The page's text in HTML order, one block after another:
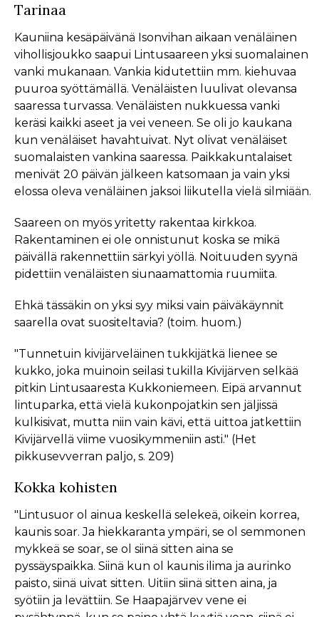
Tarinaa
Kauniina kesäpäivänä Isonvihan aikaan venäläinen
vihollisjoukko saapui Lintusaareen yksi suomalainen
vanki mukanaan. Vankia kidutettiin mm. kiehuvaa
puuroa syöttämällä. Venäläisten luulivat olevansa
saaressa turvassa. Venäläisten nukkuessa vanki
keräsi kaikki aseet ja vei veneen. Se oli jo kaukana
kun venäläiset havahtuivat. Nyt olivat venäläiset
suomalaisten vankina saaressa. Paikkakuntalaiset
menivät 20 päivän jälkeen katsomaan ja vain yksi
elossa oleva venäläinen jaksoi liikutella vielä silmiään.
Saareen on myös yritetty rakentaa kirkkoa.
Rakentaminen ei ole onnistunut koska se mikä
päivällä rakennettiin särkyi yöllä. Noituuden syynä
pidettiin venäläisten siunaamattomia ruumiita.
Ehkä tässäkin on yksi syy miksi vain päiväkäynnit
saarella ovat suositeltavia? (toim. huom.)
"Tunnetuin kivijärveläinen tukkijätkä lienee se
kukko, joka muinoin seilasi tukilla Kivijärven selkää
pitkin Lintusaaresta Kukkoniemeen. Eipä arvannut
lintuparka, että vielä kukonpojatkin sen jäljissä
kulkisivat, mutta niin vain kävi, että uittoa jatkettiin
Kivijärvellä viime vuosikymmeniin asti." (Het
pikkusevverran paljo, s. 209)
Kokka kohisten
"Lintusuor ol ainua keskellä selekeä, oikein korrea,
kaunis soar. Ja hiekkaranta ympäri, se ol semmonen
mykkeä se soar, se ol siinä sitten aina se
pyssäyspaikka. Siinä kun ol kaunis ilima ja aurinko
paisto, siinä uivat sitten. Uitiin siinä sitten aina, ja
syötiin ja levättiin. Se Haapajärvev vene ei